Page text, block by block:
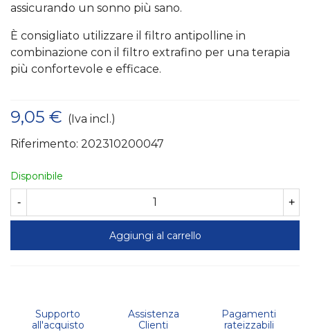
assicurando un sonno più sano.
È consigliato utilizzare il filtro antipolline in
combinazione con il filtro extrafino per una terapia
più confortevole e efficace.
9,05 € (Iva incl.)
Riferimento: 202310200047
Disponibile
- +
Aggiungi al carrello
Supporto
all'acquisto
Assistenza
Clienti
Pagamenti
rateizzabili